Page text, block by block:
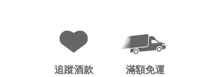
追蹤酒款 滿額免運